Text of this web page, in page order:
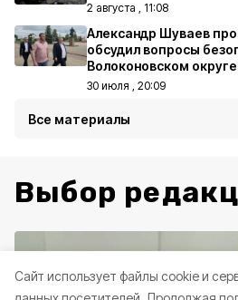
Cайт использует файлы cookie и
2 августа , 11:08
Александр Шуваев
обсудил вопросы
Волоконовском округе
30 июля , 20:09
Все материалы
Выбор